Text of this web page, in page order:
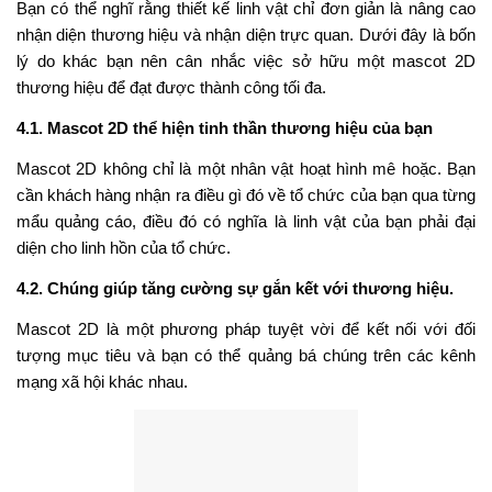
Bạn có thể nghĩ rằng thiết kế linh vật chỉ đơn giản là nâng cao
nhận diện thương hiệu và nhận diện trực quan. Dưới đây là bốn
lý do khác bạn nên cân nhắc việc sở hữu một mascot 2D
thương hiệu để đạt được thành công tối đa.
4.1. Mascot 2D thể hiện tinh thần thương hiệu của bạn
Mascot 2D không chỉ là một nhân vật hoạt hình mê hoặc. Bạn
cần khách hàng nhận ra điều gì đó về tổ chức của bạn qua từng
mẩu quảng cáo, điều đó có nghĩa là linh vật của bạn phải đại
diện cho linh hồn của tổ chức.
4.2. Chúng giúp tăng cường sự gắn kết với thương hiệu.
Mascot 2D là một phương pháp tuyệt vời để kết nối với đối
tượng mục tiêu và bạn có thể quảng bá chúng trên các kênh
mạng xã hội khác nhau.